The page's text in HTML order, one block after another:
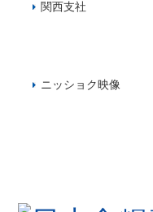
関西支社
ニッショク映像